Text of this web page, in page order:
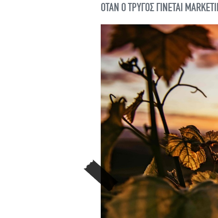
ΟΤΑΝ Ο ΤΡΥΓΟΣ ΓΙΝΕΤΑΙ